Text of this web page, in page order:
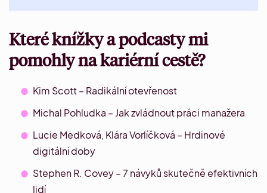
Které knížky a podcasty mi
pomohly na kariérní cestě?
Kim Scott – Radikální otevřenost
Michal Pohludka – Jak zvládnout práci manažera
Lucie Medková, Klára Vorlíčková – Hrdinové
digitální doby
Stephen R. Covey – 7 návyků skutečně efektivních
lidí